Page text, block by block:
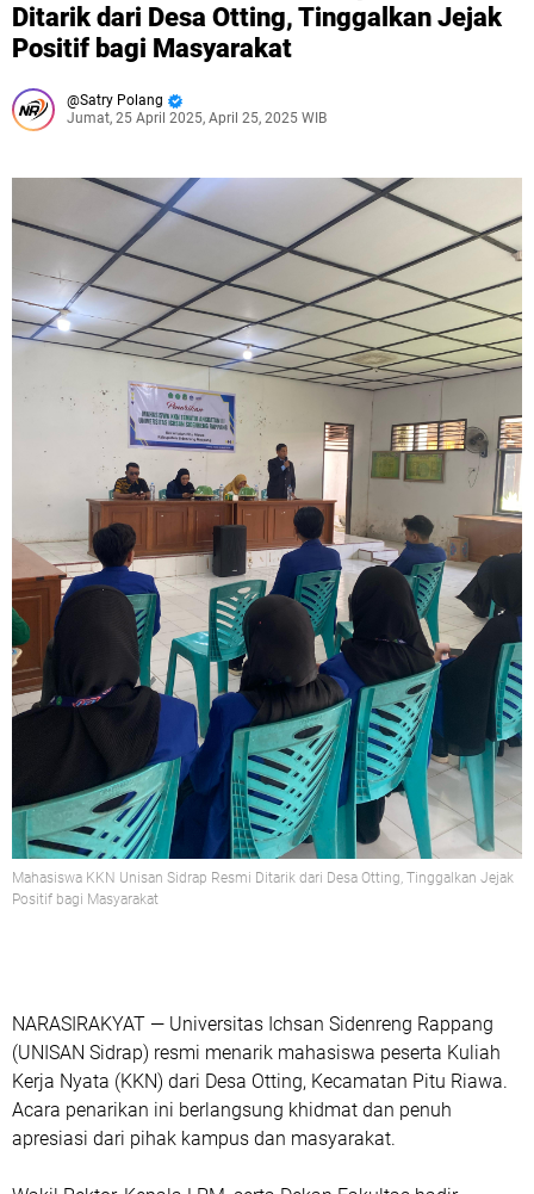
Ditarik dari Desa Otting, Tinggalkan Jejak
Positif bagi Masyarakat
Satry Polang
Jumat, 25 April 2025, April 25, 2025 WIB
Mahasiswa KKN Unisan Sidrap Resmi Ditarik dari Desa Otting, Tinggalkan Jejak
Positif bagi Masyarakat
NARASIRAKYAT — Universitas Ichsan Sidenreng Rappang
(UNISAN Sidrap) resmi menarik mahasiswa peserta Kuliah
Kerja Nyata (KKN) dari Desa Otting, Kecamatan Pitu Riawa.
Acara penarikan ini berlangsung khidmat dan penuh
apresiasi dari pihak kampus dan masyarakat.